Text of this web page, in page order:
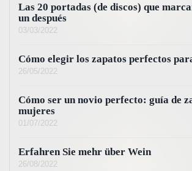
Las 20 portadas (de discos) que
un después
03/03/2022
Cómo elegir los zapatos perfectos
26/05/2022
Cómo ser un novio perfecto: guía de
mujeres
01/07/2022
Erfahren Sie mehr über Wein
26/08/2022